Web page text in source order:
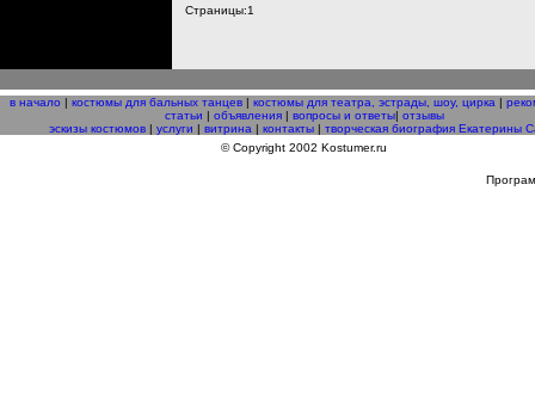
Страницы:1
в начало | костюмы для бальных танцев | костюмы для театра, эстрады, шоу, цирка |
статьи | объявления| вопросы и ответы| отзывы
эскизы костюмов| услуги | витрина | контакты| творческая биография Екатерины
© Copyright 2002 Kostumer.ru